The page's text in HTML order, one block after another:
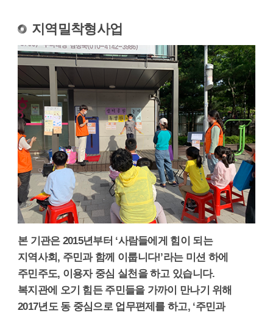
지역밀착형사업
본 기관은 2015년부터 ‘사람들에게 힘이 되는
지역사회, 주민과 함께 이룹니다!’라는 미션 하에
주민주도, 이용자 중심 실천을 하고 있습니다.
복지관에 오기 힘든 주민들을 가까이 만나기 위해
2017년도 동 중심으로 업무편제를 하고, ‘주민과